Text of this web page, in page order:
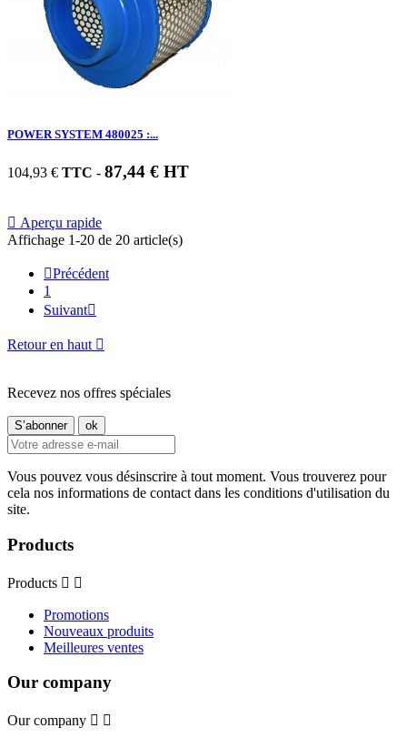
POWER SYSTEM 480025 :...
104,93 € TTC - 87,44 € HT
 Aperçu rapide
Affichage 1-20 de 20 article(s)
Précédent
1
Suivant
Retour en haut 
Recevez nos offres spéciales
Vous pouvez vous désinscrire à tout moment. Vous trouverez pour
cela nos informations de contact dans les conditions d'utilisation du
site.
Products
Products  
Promotions
Nouveaux produits
Meilleures ventes
Our company
Our company  